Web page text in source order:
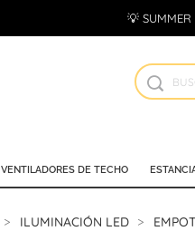
💡 SUMMER
VENTILADORES DE TECHO
ILUMINACIÓN LED